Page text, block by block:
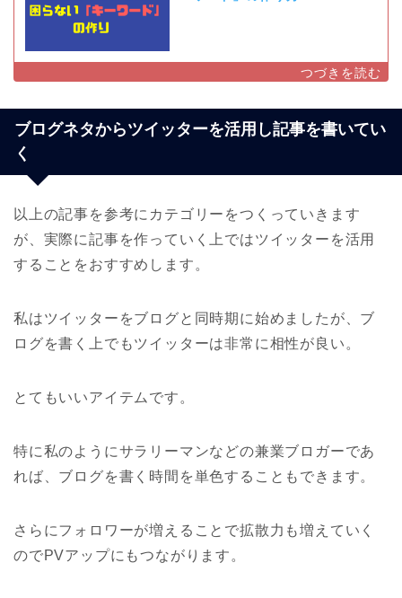
ブログネタからツイッターを活用し記事を書いてい
く
以上の記事を参考にカテゴリーをつくっていきます
が、実際に記事を作っていく上ではツイッターを活用
することをおすすめします。
私はツイッターをブログと同時期に始めましたが、ブ
ログを書く上でもツイッターは非常に相性が良い。
とてもいいアイテムです。
特に私のようにサラリーマンなどの兼業ブロガーであ
れば、ブログを書く時間を単色することもできます。
さらにフォロワーが増えることで拡散力も増えていく
のでPVアップにもつながります。